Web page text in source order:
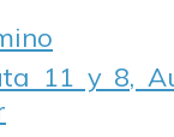
11 y 8,